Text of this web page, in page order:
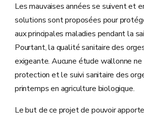
Les mauvaises années se suivent et
solutions sont proposées pour
aux principales maladies pendant la
Pourtant, la qualité sanitaire des
exigeante. Aucune étude wallonne
protection et le suivi sanitaire des
printemps en agriculture biologique.
Le but de ce projet de pouvoir